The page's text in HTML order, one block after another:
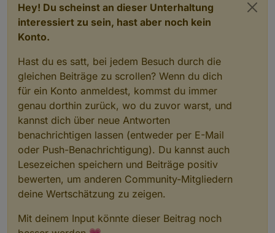
Hey! Du scheinst an dieser Unterhaltung
interessiert zu sein, hast aber noch kein
Konto.
Hast du es satt, bei jedem Besuch durch die
gleichen Beiträge zu scrollen? Wenn du dich
für ein Konto anmeldest, kommst du immer
genau dorthin zurück, wo du zuvor warst, und
kannst dich über neue Antworten
benachrichtigen lassen (entweder per E-Mail
oder Push-Benachrichtigung). Du kannst auch
Lesezeichen speichern und Beiträge positiv
bewerten, um anderen Community-Mitgliedern
deine Wertschätzung zu zeigen.
Mit deinem Input könnte dieser Beitrag noch